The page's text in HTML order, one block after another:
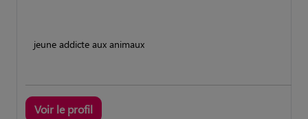
jeune addicte aux animaux
Voir le profil